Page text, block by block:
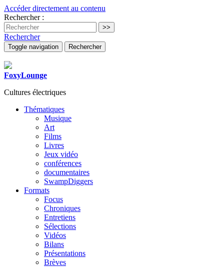
Accéder directement au contenu
Rechercher :
Rechercher
Toggle navigation Rechercher
FoxyLounge
Cultures électriques
Thématiques
Musique
Art
Films
Livres
Jeux vidéo
conférences
documentaires
SwampDiggers
Formats
Focus
Chroniques
Entretiens
Sélections
Vidéos
Bilans
Présentations
Brèves